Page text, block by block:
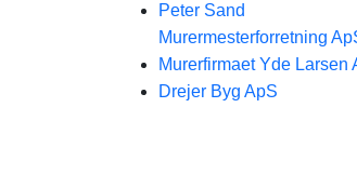
Peter Sand
Murermesterforretning
Murerfirmaet Yde Larsen
Drejer Byg ApS